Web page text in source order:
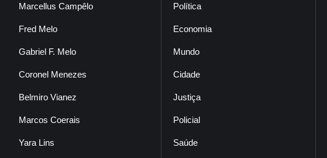
Marcellus Campêlo
Fred Melo
Gabriel F. Melo
Coronel Menezes
Belmiro Vianez
Marcos Coerais
Yara Lins
Política
Economia
Mundo
Cidade
Justiça
Policial
Saúde